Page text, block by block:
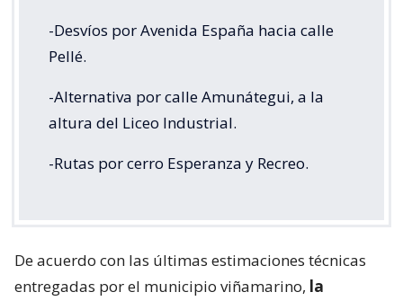
-Desvíos por Avenida España hacia calle
Pellé.
-Alternativa por calle Amunátegui, a la
altura del Liceo Industrial.
-Rutas por cerro Esperanza y Recreo.
De acuerdo con las últimas estimaciones técnicas
entregadas por el municipio viñamarino, la